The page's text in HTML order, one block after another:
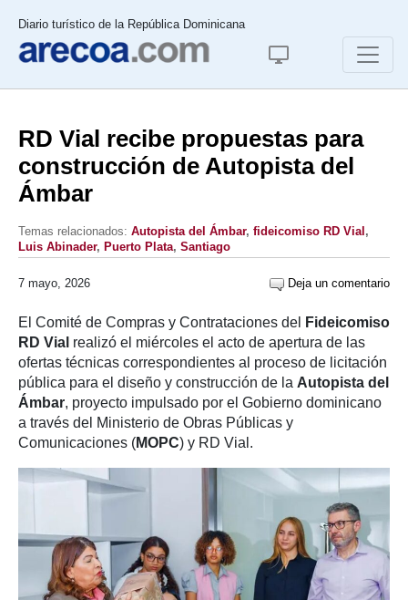
Diario turístico de la República Dominicana
RD Vial recibe propuestas para
construcción de Autopista del
Ámbar
Temas relacionados: Autopista del Ámbar, fideicomiso RD Vial ,
Luis Abinader, Puerto Plata, Santiago
7 mayo, 2026 Deja un comentario
El Comité de Compras y Contrataciones del
Fideicomiso
RD Vial realizó el miércoles el acto de apertura de las
ofertas técnicas correspondientes al proceso de licitación
pública para el diseño y construcción de la Autopista del
Ámbar, proyecto impulsado por el Gobierno dominicano
a través del Ministerio de Obras Públicas y
Comunicaciones (MOPC) y RD Vial.